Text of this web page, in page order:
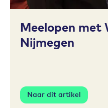
Toevoegen aan
Meelopen met
Nijmegen
Naar dit artikel